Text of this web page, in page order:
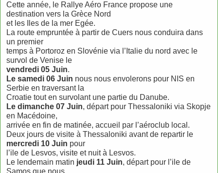
Cette année, le Rallye Aéro France propose une
destination vers la Grèce Nord
et les Iles de la mer Egée.
La route empruntée à partir de Cuers nous conduira dans
un premier
temps à Portoroz en Slovénie via l’Italie du nord avec le
survol de Venise le
vendredi 05 Juin.
Le samedi 06 Juin nous nous envolerons pour NIS en
Serbie en traversant la
Croatie tout en survolant une partie du Danube.
Le dimanche 07 Juin, départ pour Thessaloniki via Skopje
en Macédoine,
arrivée en fin de matinée, accueil par l’aéroclub local.
Deux jours de visite à Thessaloniki avant de repartir le
mercredi 10 Juin pour
l’ile de Lesvos, visite et nuit à Lesvos.
Le lendemain matin jeudi 11 Juin, départ pour l’ile de